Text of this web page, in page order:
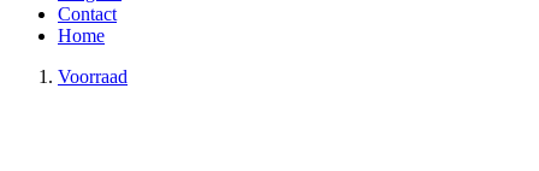
Contact
Home
Voorraad